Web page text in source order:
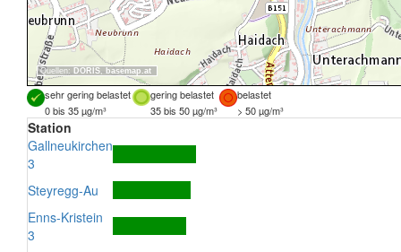
Quellen: DORIS, basemap.at
sehr gering belastet gering belastet
belastet
0 bis 35 µg/m³
35 bis 50 µg/m³ > 50 µg/m³
Station
Gallneukirchen
3
Steyregg-Au
Enns-Kristein
3